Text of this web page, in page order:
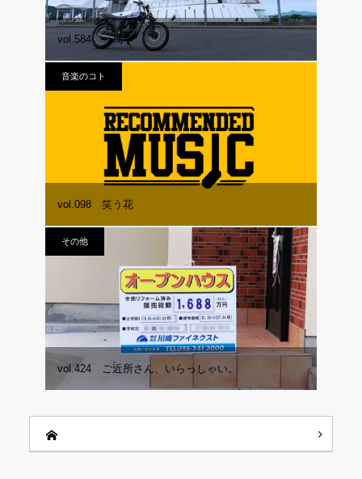
vol.584 一周年
音楽のコト
vol.098 笑う花
その他
vol.424 ご近所さん、いらっしゃい。